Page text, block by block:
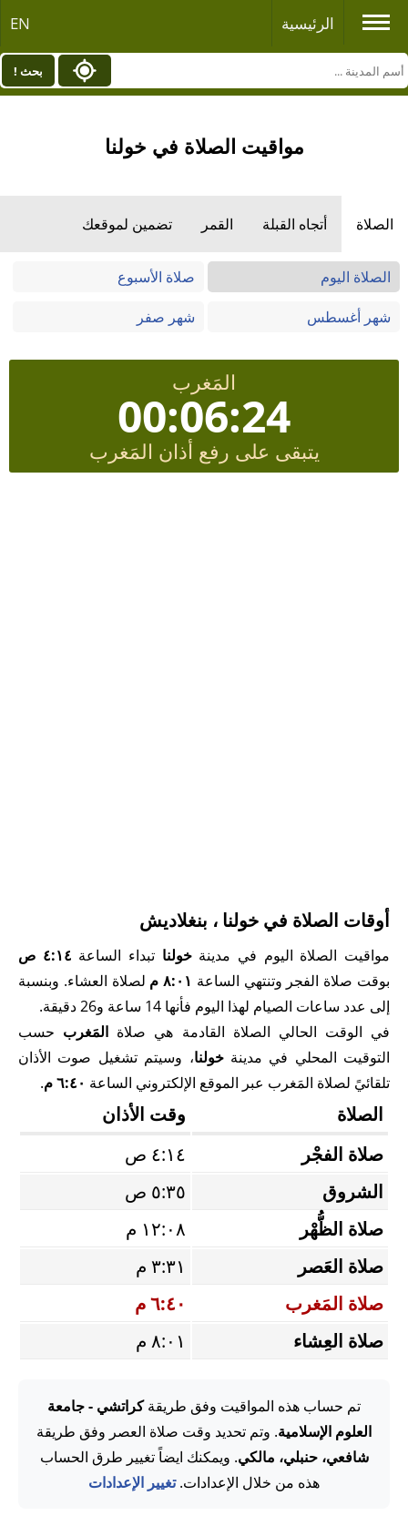
الرئيسية EN
بحث !
مواقيت الصلاة في خولنا
الصلاة أتجاه القبلة القمر تضمين لموقعك
الصلاة اليوم
صلاة الأسبوع
شهر أغسطس
شهر صفر
المَغرب
00:06:23
يتبقى على رفع أذان المَغرب
أوقات الصلاة في خولنا ، بنغلاديش
مواقيت الصلاة اليوم في مدينةخولنا تبداء الساعة ٤:١٤ ص
بوقت صلاة الفجر وتنتهي الساعة ٨:٠١ م
لصلاة العشاء. وبنسبة
إلى عدد ساعات الصيام لهذا اليوم فأنها 14 ساعة و26 دقيقة.
في الوقت الحالي الصلاة القادمة هي صلاة المَغرب حسب
التوقيت المحلي في مدينةخولنا، وسيتم تشغيل صوت الأذان
تلقائيً لصلاة المَغرب عبر الموقع الإلكتروني الساعة ٦:٤٠ م .
الصلاة
وقت الأذان
صلاة الفجْر
٤:١٤ ص
الشروق
٥:٣٥ ص
صلاة الظُّهْر
١٢:٠٨ م
صلاة العَصر
٣:٣١ م
صلاة المَغرب
٦:٤٠ م
صلاة العِشاء
٨:٠١ م
تم حساب هذه المواقيت وفق طريقةكراتشي - جامعة
العلوم الإسلامية. وتم تحديد وقت صلاة العصر وفق طريقة
شافعي، حنبلي، مالكي. ويمكنك ايضاً تغيير طرق الحساب
هذه من خلال الإعدادات.تغيير الإعدادات